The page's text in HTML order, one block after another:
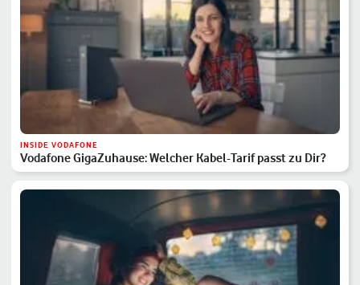
INSIDE VODAFONE
Vodafone GigaZuhause: Welcher Kabel-Tarif passt zu Dir?